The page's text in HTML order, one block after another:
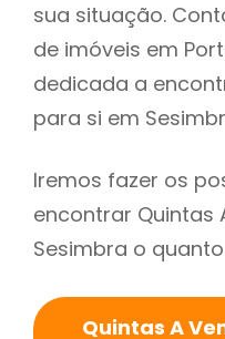
sua situação.
de imóveis em
dedicada a
para si em
Iremos fazer os
encontrar Quintas
Sesimbra o
Quintas A